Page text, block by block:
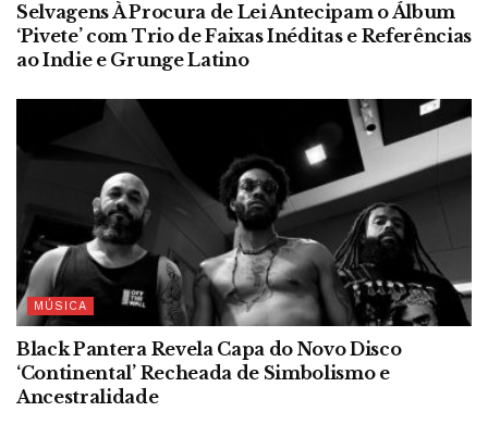
Selvagens À Procura de Lei Antecipam o Álbum
‘Pivete’ com Trio de Faixas Inéditas e Referências
ao Indie e Grunge Latino
MÚSICA
Black Pantera Revela Capa do Novo Disco
‘Continental’ Recheada de Simbolismo e
Ancestralidade